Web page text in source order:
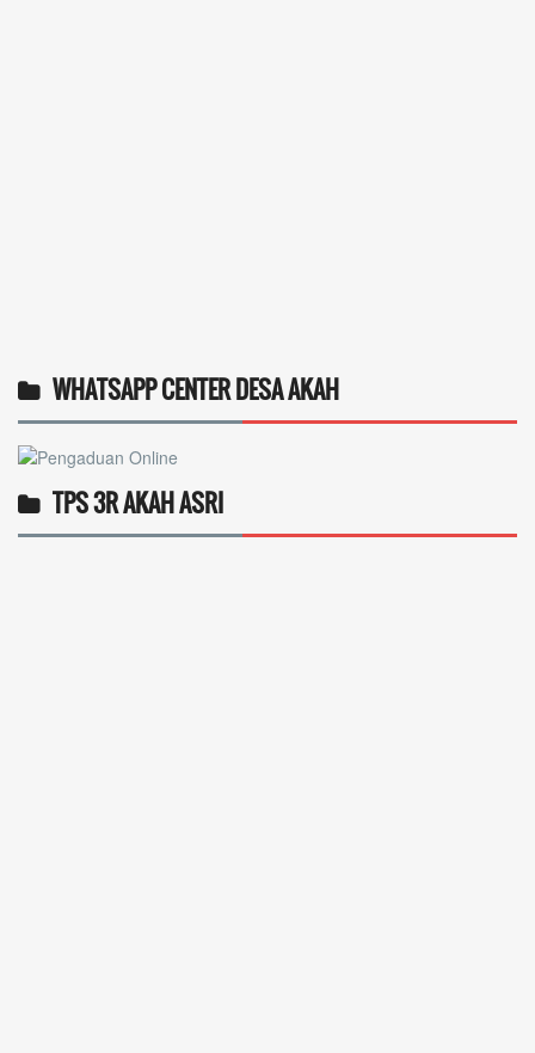
WHATSAPP CENTER DESA AKAH
TPS 3R AKAH ASRI